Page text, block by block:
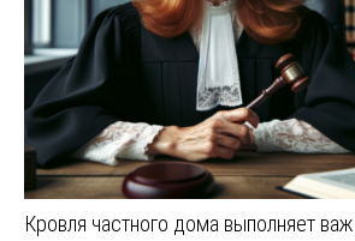
Кровля частного дома выполняет